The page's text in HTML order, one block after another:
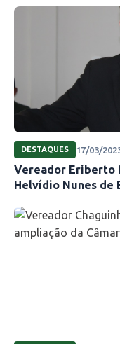
DESTAQUES 17/03/
Vereador Eriberto
Helvídio Nunes de